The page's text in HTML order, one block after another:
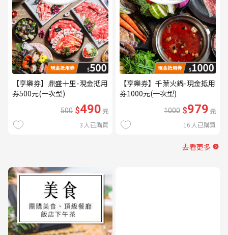
【享樂券】鼎盛十里-現金抵用
券500元(一次型)
500 $490元
3 人已購買
【享樂券】千葉火鍋-現金抵用
券1000元(一次型)
1000 $979元
16 人已購買
去看更多